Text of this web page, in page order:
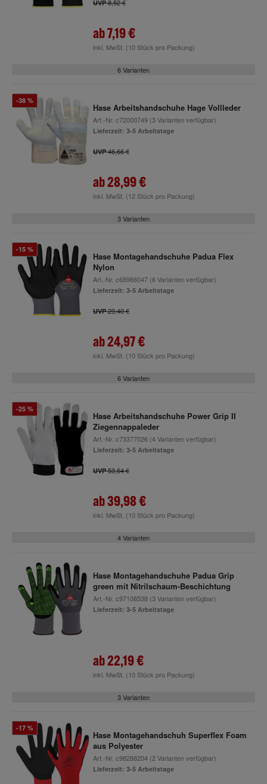
UVP8,52 €
ab7,19 €
inkl. MwSt. (10 Stück pro Packung)
6 Varianten
-38 %
Hase Arbeitshandschuhe Hage Vollleder
Art.-Nr. c72000749(3 Varianten verfügbar)
Lieferzeit: 3-5 Arbeitstage
UVP46,66 €
ab28,99 €
inkl. MwSt. (12 Stück pro Packung)
3 Varianten
-15 %
Hase Montagehandschuhe Padua Flex
Nylon
Art.-Nr. c68986047(6 Varianten verfügbar)
Lieferzeit: 3-5 Arbeitstage
UVP29,40 €
ab24,97 €
inkl. MwSt. (10 Stück pro Packung)
6 Varianten
-25 %
Hase Arbeitshandschuhe Power Grip II
Ziegennappaleder
Art.-Nr. c73377026(4 Varianten verfügbar)
Lieferzeit: 3-5 Arbeitstage
UVP53,64 €
ab39,98 €
inkl. MwSt. (10 Stück pro Packung)
4 Varianten
Hase Montagehandschuhe Padua Grip
green mit Nitrilschaum-Beschichtung
Art.-Nr. c97108538(3 Varianten verfügbar)
Lieferzeit: 3-5 Arbeitstage
ab22,19 €
inkl. MwSt. (10 Stück pro Packung)
3 Varianten
-17 %
Hase Montagehandschuh Superflex Foam
aus Polyester
Art.-Nr. c98288204(2 Varianten verfügbar)
Lieferzeit: 3-5 Arbeitstage